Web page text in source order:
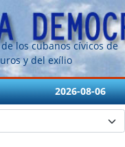
los cubanos cívicos de
y del exílio
2026-08-06